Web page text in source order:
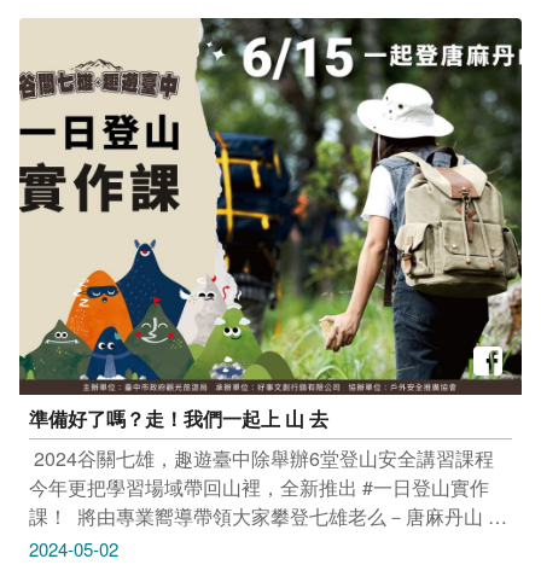
향수를 불러일으키는 타이중의 식당에서 예스러운 어머
니의 “손맛”을 즐겨보세요. ‌ 溫叨古早味料理餐廳 地址：
臺中市北屯區太原路三段191號 叁食初 地址：臺中市北
區西屯路一段492巷54弄4號 感謝IG網友
@foodietime927 提供授權美照 方正谷眷村菜餐館 地
址：臺中市北屯區天祥街19號 感謝IG網友
andylouistabris 提供授權美照 ‌ 只要Tag@taichungtravels
就有機會讓你的美照在大玩台中FB、IG、微博及臺中觀
光旅遊網上曝光喔！ ​ #taichungtravels #travel #scenery
#Landscape #taiwan #taichung #discovertaichung #여
행 #풍경 #観光 #旅行 #風景 #台中 #大玩台中 #台中景點
#打卡景點 #台中風景 #台中旅遊 #台中美食 #台中餐廳 #
溫叨古早味料理餐廳 #叁食初 #方正谷眷村菜餐館
準備好了嗎？走！我們一起上 山 去
​ 2024谷關七雄，趣遊臺中除舉辦6堂登山安全講習課程
今年更把學習場域帶回山裡，全新推出 #一日登山實作
課！ ​ 將由專業嚮導帶領大家攀登七雄老么－唐麻丹山 一
邊爬山，一邊學習 #迷途處置、#無痕山林 等專業知識 扎
2024-05-02